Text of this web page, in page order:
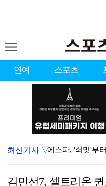
연예 스포츠
최신기사 ▽
김민선7, 셀트리온